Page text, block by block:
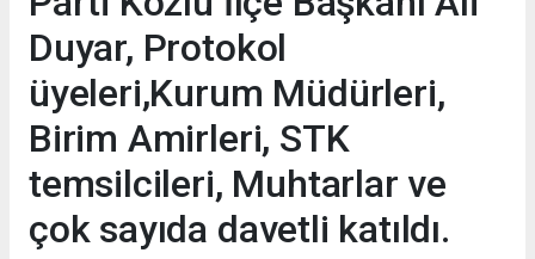
Duyar, Protokol
üyeleri,Kurum Müdürleri,
Birim Amirleri, STK
temsilcileri, Muhtarlar ve
çok sayıda davetli katıldı.